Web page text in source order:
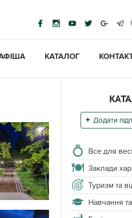
КАТАЛОГ
Додати
Все для
Заклади
Туризм та
Навчання та